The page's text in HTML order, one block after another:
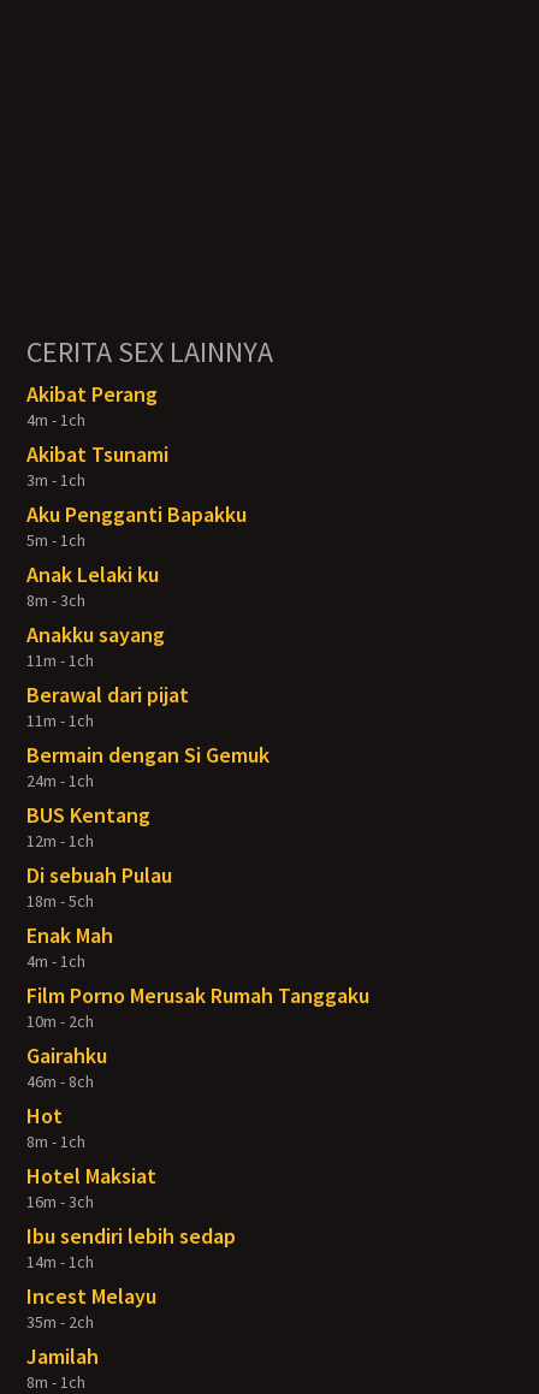
CERITA SEX LAINNYA
Akibat Perang
4m - 1ch
Akibat Tsunami
3m - 1ch
Aku Pengganti Bapakku
5m - 1ch
Anak Lelaki ku
8m - 3ch
Anakku sayang
11m - 1ch
Berawal dari pijat
11m - 1ch
Bermain dengan Si Gemuk
24m - 1ch
BUS Kentang
12m - 1ch
Di sebuah Pulau
18m - 5ch
Enak Mah
4m - 1ch
Film Porno Merusak Rumah Tanggaku
10m - 2ch
Gairahku
46m - 8ch
Hot
8m - 1ch
Hotel Maksiat
16m - 3ch
Ibu sendiri lebih sedap
14m - 1ch
Incest Melayu
35m - 2ch
Jamilah
8m - 1ch